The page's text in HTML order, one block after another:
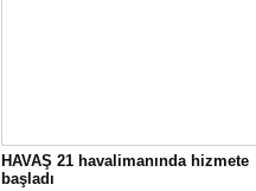
HAVAŞ 21 havalimanında hizmete
başladı